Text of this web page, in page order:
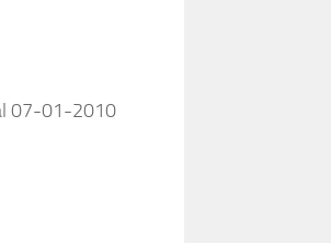
07-01-2010